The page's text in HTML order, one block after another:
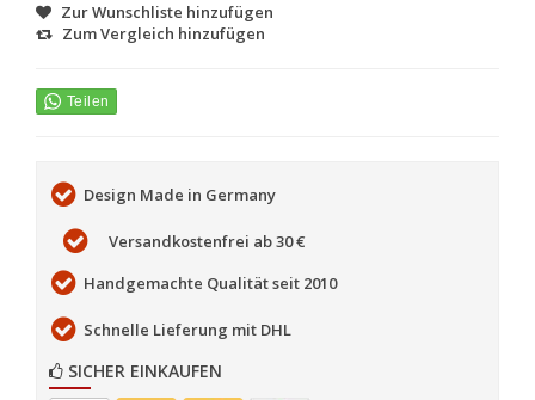
Zur Wunschliste hinzufügen
Zum Vergleich hinzufügen
Design Made in Germany
Versandkostenfrei ab 30 €
Handgemachte Qualität seit 2010
Schnelle Lieferung mit DHL
SICHER EINKAUFEN